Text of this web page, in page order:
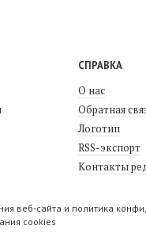
СПРАВКА
О нас
Обратная
Логотип
RSS-экспорт
Контакты
веб-сайта и политика
cookies